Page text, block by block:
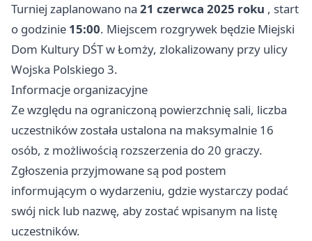
Turniej zaplanowano na 21 czerwca 2025 roku , start
o godzinie 15:00. Miejscem rozgrywek będzie Miejski
Dom Kultury DŚT w Łomży, zlokalizowany przy ulicy
Wojska Polskiego 3.
Informacje organizacyjne
Ze względu na ograniczoną powierzchnię sali, liczba
uczestników została ustalona na maksymalnie 16
osób, z możliwością rozszerzenia do 20 graczy.
Zgłoszenia przyjmowane są pod postem
informującym o wydarzeniu, gdzie wystarczy podać
swój nick lub nazwę, aby zostać wpisanym na listę
uczestników.